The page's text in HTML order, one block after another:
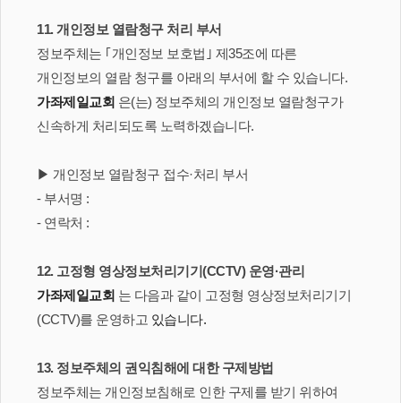
11. 개인정보 열람청구 처리 부서
정보주체는 ｢개인정보 보호법｣ 제35조에 따른
개인정보의 열람 청구를 아래의 부서에 할 수 있습니다.
가좌제일교회 은(는) 정보주체의 개인정보 열람청구가
신속하게 처리되도록 노력하겠습니다.
▶ 개인정보 열람청구 접수·처리 부서
- 부서명 :
- 연락처 :
12. 고정형 영상정보처리기기(CCTV) 운영·관리
가좌제일교회 는 다음과 같이 고정형 영상정보처리기기
(CCTV)를 운영하고 있습니다.
13. 정보주체의 권익침해에 대한 구제방법
정보주체는 개인정보침해로 인한 구제를 받기 위하여